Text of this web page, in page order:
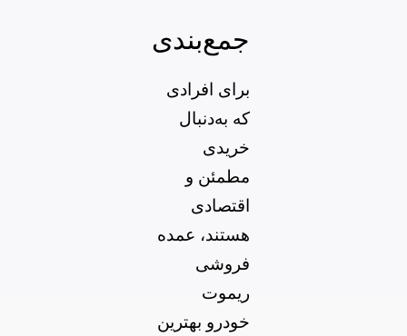
جمع‌بندی
برای افرادی
که به‌دنبال
خریدی
مطمئن و
اقتصادی
هستند، عمده
فروشی
ریموت
خودرو بهترین